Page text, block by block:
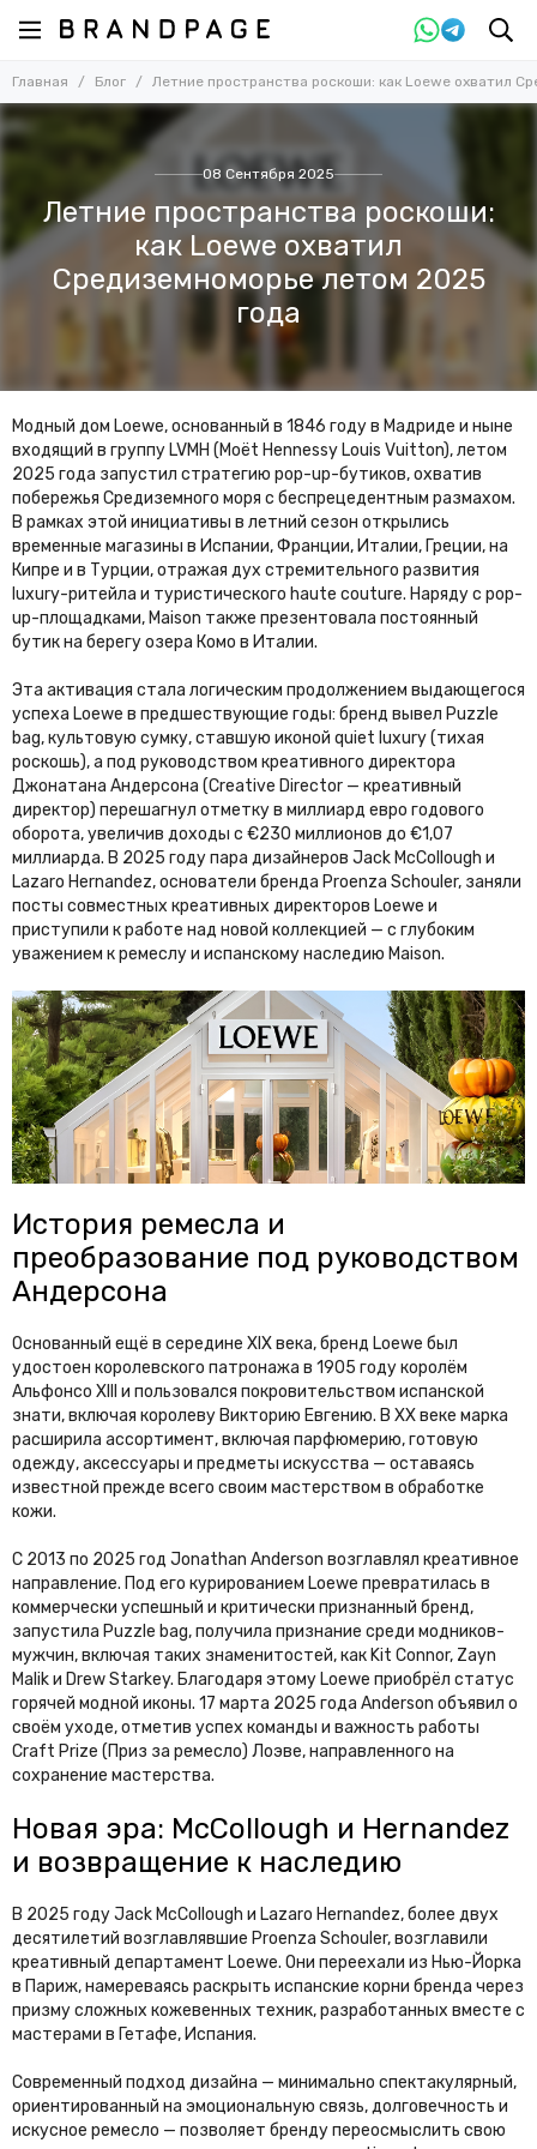
Главная Блог Летние пространства роскоши: как Loewe охватил
08 Сентября 2025
Летние пространства роскоши:
как Loewe охватил
Средиземноморье летом 2025
года
Модный дом Loewe, основанный в 1846 году в Мадриде и ныне
входящий в группу LVMH (Moët Hennessy Louis Vuitton), летом
2025 года запустил стратегию pop-up-бутиков, охватив
побережья Средиземного моря с беспрецедентным размахом.
В рамках этой инициативы в летний сезон открылись
временные магазины в Испании, Франции, Италии, Греции, на
Кипре и в Турции, отражая дух стремительного развития
luxury-ритейла и туристического haute couture. Наряду с pop-
up-площадками, Maison также презентовала постоянный
бутик на берегу озера Комо в Италии.
Эта активация стала логическим продолжением выдающегося
успеха Loewe в предшествующие годы: бренд вывел Puzzle
bag, культовую сумку, ставшую иконой quiet luxury (тихая
роскошь), а под руководством креативного директора
Джонатана Андерсона (Creative Director — креативный
директор) перешагнул отметку в миллиард евро годового
оборота, увеличив доходы с €230 миллионов до €1,07
миллиарда. В 2025 году пара дизайнеров Jack McCollough и
Lazaro Hernandez, основатели бренда Proenza Schouler, заняли
посты совместных креативных директоров Loewe и
приступили к работе над новой коллекцией — с глубоким
уважением к ремеслу и испанскому наследию Maison.
История ремесла и
преобразование под руководством
Андерсона
Основанный ещё в середине XIX века, бренд Loewe был
удостоен королевского патронажа в 1905 году королём
Альфонсо XIII и пользовался покровительством испанской
знати, включая королеву Викторию Евгению. В XX веке марка
расширила ассортимент, включая парфюмерию, готовую
одежду, аксессуары и предметы искусства — оставаясь
известной прежде всего своим мастерством в обработке
кожи.
С 2013 по 2025 год Jonathan Anderson возглавлял креативное
направление. Под его курированием Loewe превратилась в
коммерчески успешный и критически признанный бренд,
запустила Puzzle bag, получила признание среди модников-
мужчин, включая таких знаменитостей, как Kit Connor, Zayn
Malik и Drew Starkey. Благодаря этому Loewe приобрёл статус
горячей модной иконы. 17 марта 2025 года Anderson объявил о
своём уходе, отметив успех команды и важность работы
Craft Prize (Приз за ремесло) Лоэве, направленного на
сохранение мастерства.
Новая эра: McCollough и Hernandez
и возвращение к наследию
В 2025 году Jack McCollough и Lazaro Hernandez, более двух
десятилетий возглавлявшие Proenza Schouler, возглавили
креативный департамент Loewe. Они переехали из Нью-Йорка
в Париж, намереваясь раскрыть испанские корни бренда через
призму сложных кожевенных техник, разработанных вместе с
мастерами в Гетафе, Испания.
Современный подход дизайна — минимально спектакулярный,
ориентированный на эмоциональную связь, долговечность и
искусное ремесло — позволяет бренду переосмыслить свою